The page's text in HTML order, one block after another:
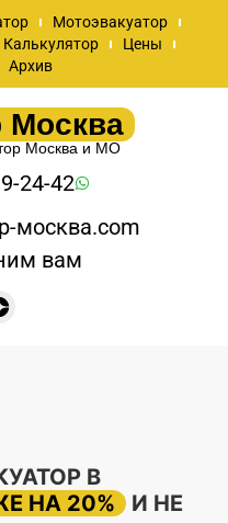
Мотоэвакуатор
Калькулятор
Цены
Архив
Москва
Москва и МО
24-42
москва.com
вам
В
НА 20%
И НЕ